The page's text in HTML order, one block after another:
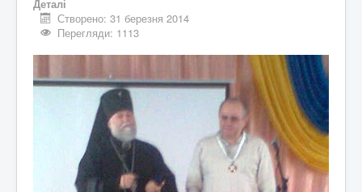
Коротко
Оголошення
Деталі
Створено: 31 березня 2014
Перегляди: 1113